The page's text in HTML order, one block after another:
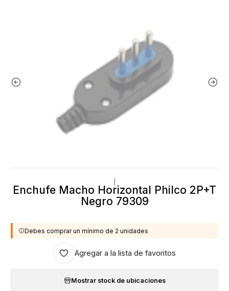
Enchufe Macho Horizontal Philco 2P+T
Negro 79309
Debes comprar un mínimo de 2 unidades
Agregar a la lista de favoritos
Mostrar stock de ubicaciones